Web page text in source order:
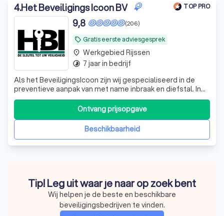
4.Het Beveiligings Icoon BV TOP PRO
local_offer Gratis eerste adviesgesprek
(206)
9,8
Als het BeveiligingsIcoon zijn wij gespecialiseerd in de
preventieve aanpak van met name inbraak en diefstal. In
de wereld van beveiliging is een grote uiteenloop van
service en kwaliteit. Het Beveiligingsicoon werkt alleen
met apparatuur van uitstekende kwaliteit, zodat u
verzekerd bent van de rustBeschikbaarheid
Ontvang prijsopgave
place Werkgebied Rijssen
timelapse 7 jaar in bedrijf
Tip! Leg uit waar je naar op zoek bent
Wij helpen je de beste en beschikbare
beveiligingsbedrijven te vinden.